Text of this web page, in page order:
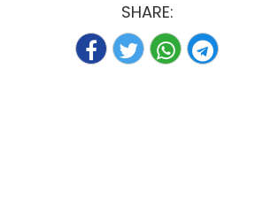
SHARE: